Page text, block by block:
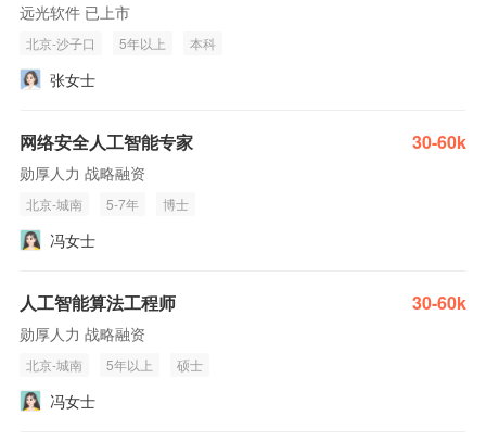
远光软件 已上市
北京-沙子口 5年以上 本科
张女士
网络安全人工智能专家 30-60k
勋厚人力 战略融资
北京-城南 5-7年 博士
冯女士
人工智能算法工程师 30-60k
勋厚人力 战略融资
北京-城南 5年以上 硕士
冯女士